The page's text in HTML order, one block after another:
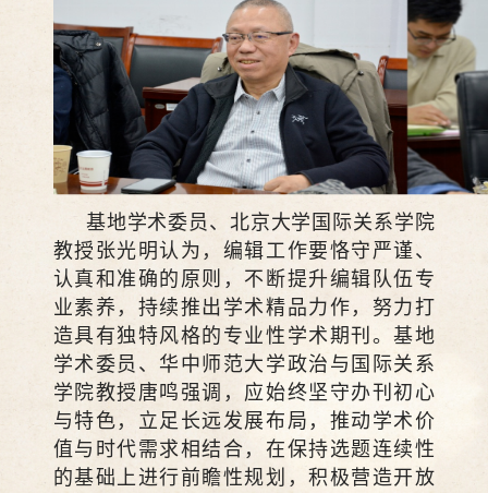
基地学术委员、北京大学国际关系学院
教授张光明认为，编辑工作要恪守严谨、
认真和准确的原则，不断提升编辑队伍专
业素养，持续推出学术精品力作，努力打
造具有独特风格的专业性学术期刊。基地
学术委员、华中师范大学政治与国际关系
学院教授唐鸣强调，应始终坚守办刊初心
与特色，立足长远发展布局，推动学术价
值与时代需求相结合，在保持选题连续性
的基础上进行前瞻性规划，积极营造开放